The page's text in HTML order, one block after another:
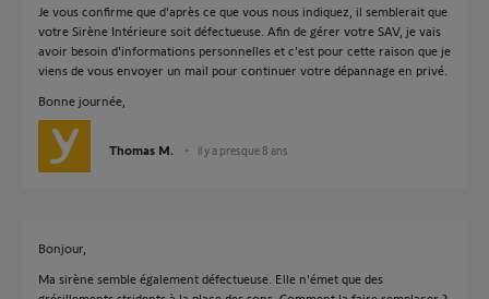
Je vous confirme que d'après ce que vous nous indiquez, il semblerait que
votre Sirène Intérieure soit défectueuse. Afin de gérer votre SAV, je vais
avoir besoin d'informations personnelles et c'est pour cette raison que je
viens de vous envoyer un mail pour continuer votre dépannage en privé.
Bonne journée,
Thomas M. il y a presque 8 ans
Bonjour,
Ma sirène semble également défectueuse. Elle n'émet que des